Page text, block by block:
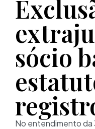
sócio
No entendimento da